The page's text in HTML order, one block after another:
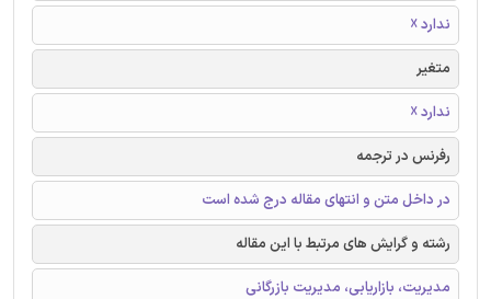
ندارد ☓
متغیر
ندارد ☓
رفرنس در ترجمه
در داخل متن و انتهای مقاله درج شده است
رشته و گرایش های مرتبط با این مقاله
مدیریت، بازاریابی، مدیریت بازرگانی